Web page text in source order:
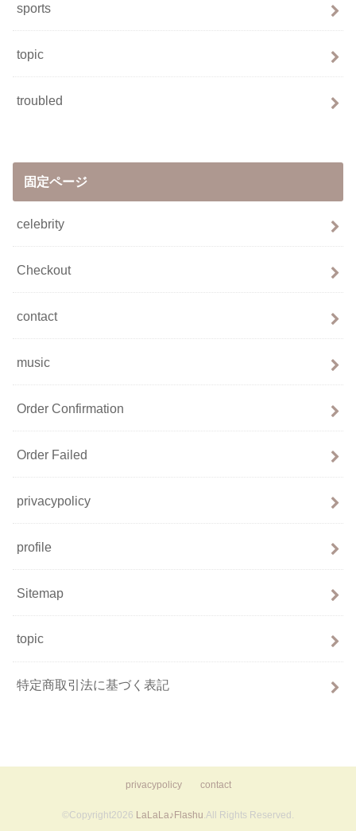
sports
topic
troubled
固定ページ
celebrity
Checkout
contact
music
Order Confirmation
Order Failed
privacypolicy
profile
Sitemap
topic
特定商取引法に基づく表記
privacypolicy contact
©Copyright2026 LaLaLa♪Flashu .All Rights Reserved.